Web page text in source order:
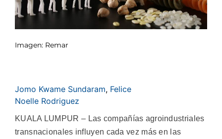
Imagen: Remar
Jomo Kwame Sundaram, Felice
Noelle Rodriguez
KUALA LUMPUR – Las compañías agroindustriales
transnacionales influyen cada vez más en las